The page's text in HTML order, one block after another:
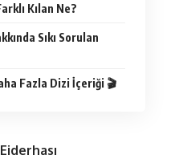
Kılan Ne?
Sıkı Sorulan
Fazla Dizi İçeriği 🎬